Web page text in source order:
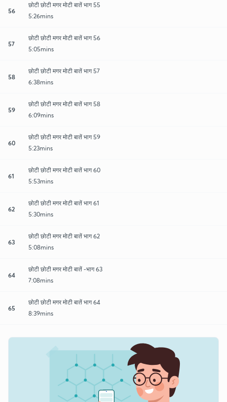
56
छोटी छोटी मगर मोटी बातें भाग 55
5:26mins
57
छोटी छोटी मगर मोटी बातें भाग 56
5:05mins
58
छोटी छोटी मगर मोटी बातें भाग 57
6:38mins
59
छोटी छोटी मगर मोटी बातें भाग 58
6:09mins
60
छोटी छोटी मगर मोटी बातें भाग 59
5:23mins
61
छोटी छोटी मगर मोटी बातें भाग 60
5:53mins
62
छोटी छोटी मगर मोटी बातें भाग 61
5:30mins
63
छोटी छोटी मगर मोटी बातें भाग 62
5:08mins
64
छोटी छोटी मगर मोटी बातें -भाग 63
7:08mins
65
छोटी छोटी मगर मोटी बातें भाग 64
8:39mins